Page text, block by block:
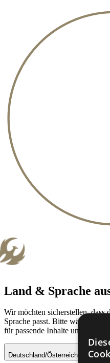
Land & Sprache
Wir möchten sicherstellen,
Sprache passt. Bitte wähle dein
für passende Inhalte und
Deutschland/Österreich - Deutsch